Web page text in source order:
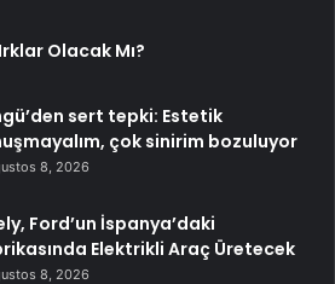
Olacak Mı?
sert tepki: Estetik
çok sinirim bozuluyor
8, 2026
Ford’un İspanya’daki
Elektrikli Araç Üretecek
8, 2026